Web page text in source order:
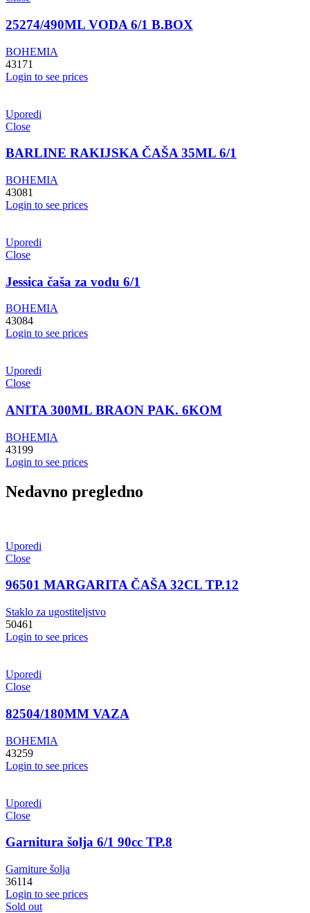
25274/490ML VODA 6/1 B.BOX
BOHEMIA
43171
Login to see prices
Uporedi
Close
BARLINE RAKIJSKA ČAŠA 35ML 6/1
BOHEMIA
43081
Login to see prices
Uporedi
Close
Jessica čaša za vodu 6/1
BOHEMIA
43084
Login to see prices
Uporedi
Close
ANITA 300ML BRAON PAK. 6KOM
BOHEMIA
43199
Login to see prices
Nedavno pregledno
Uporedi
Close
96501 MARGARITA ČAŠA 32CL TP.12
Staklo za ugostiteljstvo
50461
Login to see prices
Uporedi
Close
82504/180MM VAZA
BOHEMIA
43259
Login to see prices
Uporedi
Close
Garnitura šolja 6/1 90cc TP.8
Garniture šolja
36114
Login to see prices
Sold out